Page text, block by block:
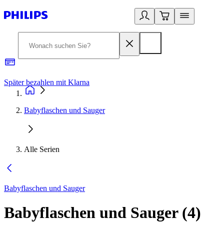
Später bezahlen mit Klarna
Babyflaschen und Sauger
Alle Serien
Babyflaschen und Sauger
Babyflaschen und Sauger(4)